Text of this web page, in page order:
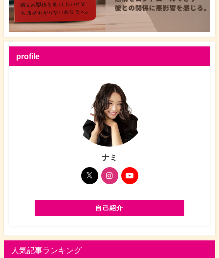
profile
ナミ
自己紹介
人気記事ランキング